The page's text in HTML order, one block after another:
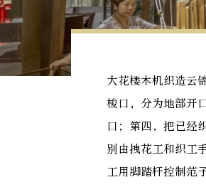
大花楼木机织造云
梭口，分为地部开
口；第四，把已经
别由拽花工和织工
工用脚踏杆控制范